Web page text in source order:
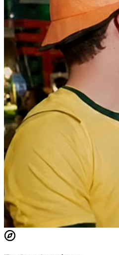
Athletico-PR